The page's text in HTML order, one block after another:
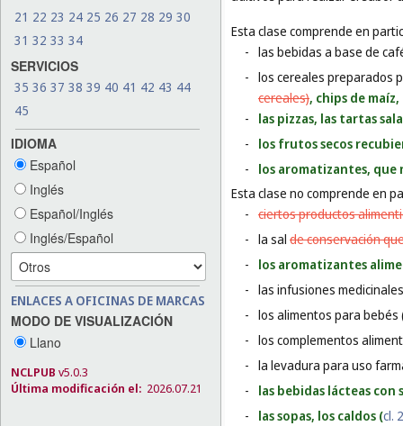
21 22 23 24 25 26 27 28 29 30
31 32 33 34
SERVICIOS
35 36 37 38 39 40 41 42 43 44
45
IDIOMA
Español
Inglés
Español/Inglés
Inglés/Español
ENLACES A OFICINAS DE MARCAS
MODO DE VISUALIZACIÓN
Llano
NCLPUB v5.0.3
Última modificación el: 2026.07.21
Esta clase comprende en
- las bebidas a base de
- los cereales preparados
cereales), chips de
-
las pizzas, las tartas
-
los frutos secos
-
los aromatizantes, que
Esta clase no comprende en
- ciertos productos
- la sal de conservación
-
los aromatizantes
- las infusiones
- los alimentos para bebés
- los complementos
- la levadura para uso
-
las bebidas lácteas
-
las sopas, los caldos (cl.